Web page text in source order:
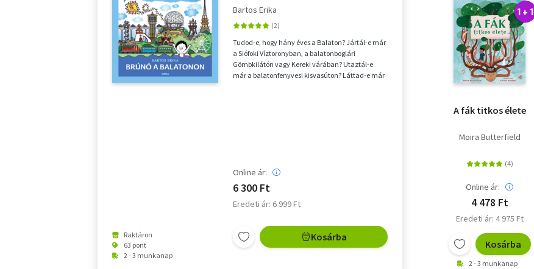
Raktáron
63 pont
2 - 3 munkanap
Bartos Erika
Tudod-e, hogy hány éves a Balaton? Jártál-e már
a Siófoki Víztoronyban, a balatonboglári
Gömbkilátón vagy Kereki várában? Utaztál-e
már a balatonfenyvesi kisvasúton? Láttad-e már
Online ár:
6 300 Ft
Eredeti ár: 6 999 Ft
Kosárba
1 + 1
A fák titkos élete
Moira Butterfield
Online ár:
4 478 Ft
Eredeti ár: 4 975 Ft
Kosárba
2 - 3 munkanap